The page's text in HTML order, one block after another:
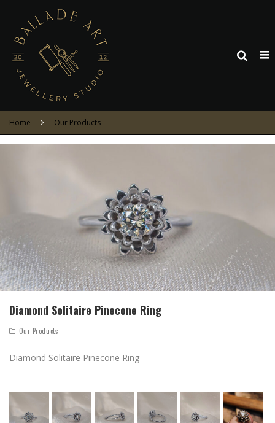
Home Our Products
Diamond Solitaire Pinecone Ring
Our Products
Diamond Solitaire Pinecone Ring